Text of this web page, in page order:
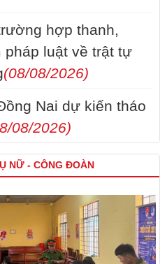
hợp thanh,
pháp luật về trật tự
(08/08/2026)
Nai dự kiến tháo
08/2026)
NỮ - CÔNG ĐOÀN